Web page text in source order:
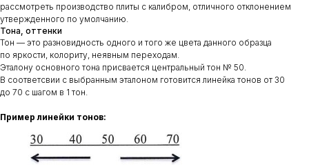
рассмотреть производство плиты с калибром, отличного отклонением
утвержденного по умолчанию.
Тона, оттенки
Тон — это разновидность одного и того же цвета данного образца
по яркости, колориту, неявным переходам.
Эталону основного тона присвается центральный тон № 50.
В соответсвии с выбранным эталоном готовится линейка тонов от 30
до 70 с шагом в 1 тон.
Пример линейки тонов: